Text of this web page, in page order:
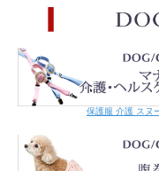
・安全の
・首輪が
ださい。
いてくだ
い。
・リードを
・ネコち
む可能性が
・本製品
保護服 介護 スヌ